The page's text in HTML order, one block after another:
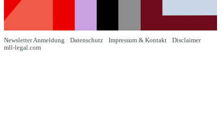
Newsletter Anmeldung Datenschutz Impressum & Kontakt
Disclaimer
mll-legal.com